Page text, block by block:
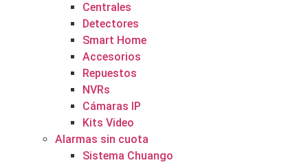
Centrales
Detectores
Smart Home
Accesorios
Repuestos
NVRs
Cámaras IP
Kits Video
Alarmas sin cuota
Sistema Chuango